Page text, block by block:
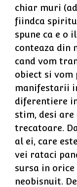
chiar muri
fiindca
spune ca e o
conteaza din
cand vom
obiect si vom
manifestarii
diferentiere
stim, desi
trecatoare.
al ei, care
vei rataci
sursa in
neobisnuit.